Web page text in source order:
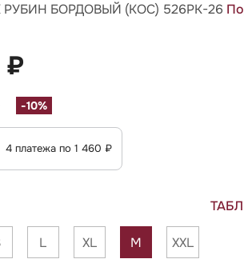
БОРДОВЫЙ (КОС) 526РК-26
₽
-10%
4 платежа по 1 460 ₽
L XL M XXL